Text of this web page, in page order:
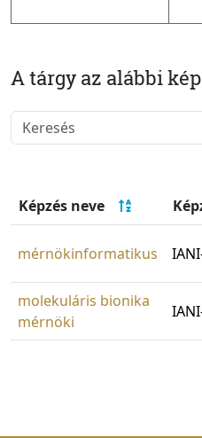
A tárgy az alábbi
Képzés neve
mérnökinformatikus
molekuláris bionika
mérnöki